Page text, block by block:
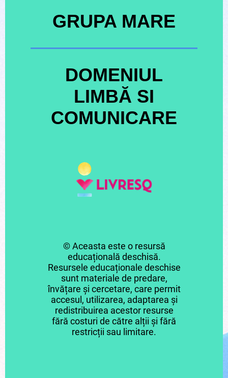
GRUPA MARE
DOMENIUL
LIMBĂ SI
COMUNICARE
© Aceasta este o resursă
educațională deschisă.
Resursele educaționale deschise
sunt materiale de predare,
învățare și cercetare, care permit
accesul, utilizarea, adaptarea și
redistribuirea acestor resurse
fără costuri de către alții și fără
restricții sau limitare.